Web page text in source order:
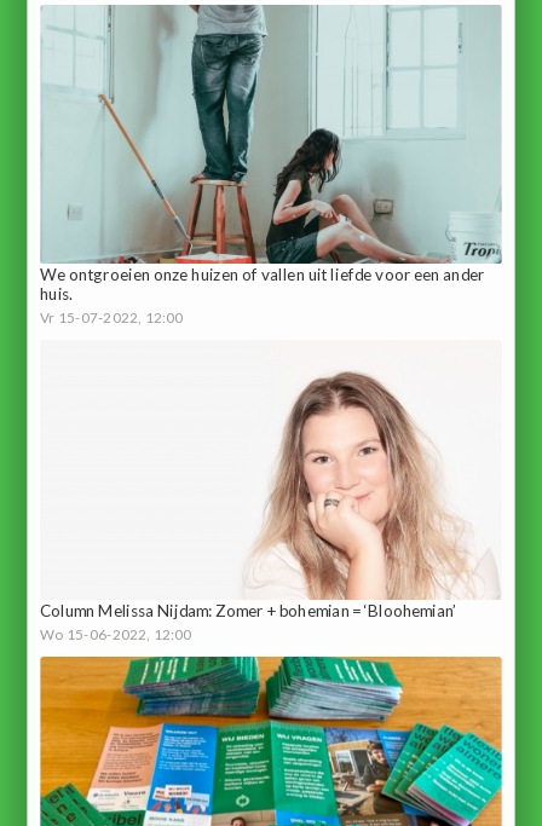
We ontgroeien onze huizen of vallen uit liefde voor een ander
huis.
Vr 15-07-2022, 12:00
Column Melissa Nijdam: Zomer + bohemian = ‘Bloohemian’
Wo 15-06-2022, 12:00